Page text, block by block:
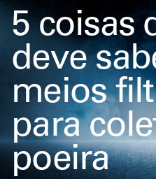
5 coisas
deve
meios
para
poeira